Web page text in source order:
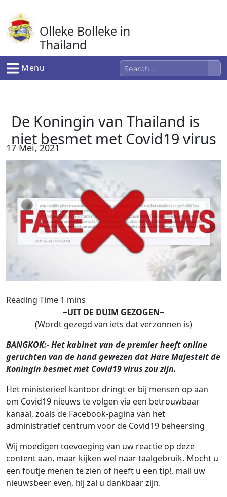
naar
de
inhoud
Olleke Bolleke in
Thailand
In Thailand
Menu
De Koningin van Thailand is
niet besmet met Covid19 virus
17 Mei, 2021
~UIT DE DUIM GEZOGEN~
(Wordt gezegd van iets dat verzonnen is)
BANGKOK:- Het kabinet van de premier heeft online
geruchten van de hand gewezen dat Hare Majesteit de
Koningin besmet met Covid19 virus zou zijn.
Het ministerieel kantoor dringt er bij mensen op aan
om Covid19 nieuws te volgen via een betrouwbaar
kanaal, zoals de Facebook-pagina van het
administratief centrum voor de Covid19 beheersing
Wij moedigen toevoeging van uw reactie op deze
content aan, maar kijken wel naar taalgebruik. Mocht u
een foutje menen te zien of heeft u een tip!, mail uw
nieuwsbeer even, hij zal u dankbaar zijn.